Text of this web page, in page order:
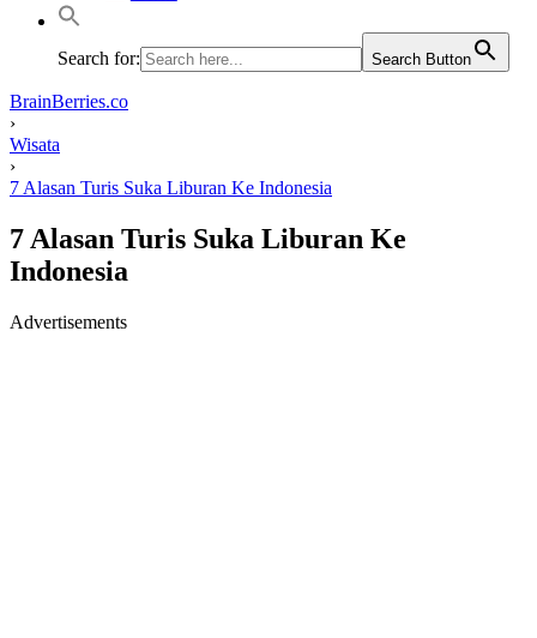
Search for: Search Button
BrainBerries.co
›
Wisata
›
7 Alasan Turis Suka Liburan Ke Indonesia
7 Alasan Turis Suka Liburan Ke
Indonesia
Advertisements